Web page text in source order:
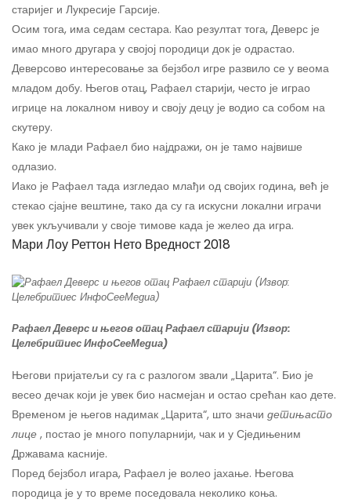
старијег и Лукресије Гарсије.
Осим тога, има седам сестара. Као резултат тога, Деверс је
имао много другара у својој породици док је одрастао.
Деверсово интересовање за бејзбол игре развило се у веома
младом добу. Његов отац, Рафаел старији, често је играо
игрице на локалном нивоу и своју децу је водио са собом на
скутеру.
Како је млади Рафаел био најдражи, он је тамо највише
одлазио.
Иако је Рафаел тада изгледао млађи од својих година, већ је
стекао сјајне вештине, тако да су га искусни локални играчи
увек укључивали у своје тимове када је желео да игра.
Мари Лоу Реттон Нето Вредност 2018
Рафаел Деверс и његов отац Рафаел старији (Извор:
Целебритиес ИнфоСееМедиа)
Његови пријатељи су га с разлогом звали „Царита“. Био је
весео дечак који је увек био насмејан и остао срећан као дете.
Временом је његов надимак „Царита“, што значи детињасто
лице , постао је много популарнији, чак и у Сједињеним
Државама касније.
Поред бејзбол игара, Рафаел је волео јахање. Његова
породица је у то време поседовала неколико коња.